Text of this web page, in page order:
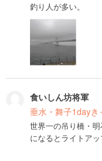
釣り人が多い。
食いしん坊将軍
垂水・舞子1day
世界一の吊り橋・
になるとライトア